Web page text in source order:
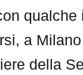
a
della